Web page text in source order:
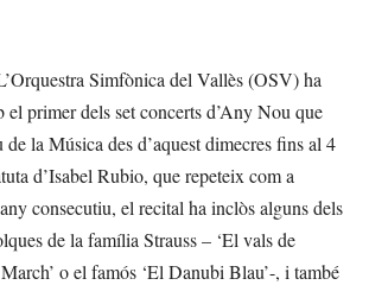
Simfònica del Vallès (OSV) ha
el primer dels set concerts d’Any Nou que
la Música des d’aquest dimecres fins al 4
d’Isabel Rubio, que repeteix com a
consecutiu, el recital ha inclòs alguns dels
de la família Strauss – ‘El vals de
March’ o el famós ‘El Danubi Blau’-, i també